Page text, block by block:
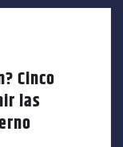
Cinco
las